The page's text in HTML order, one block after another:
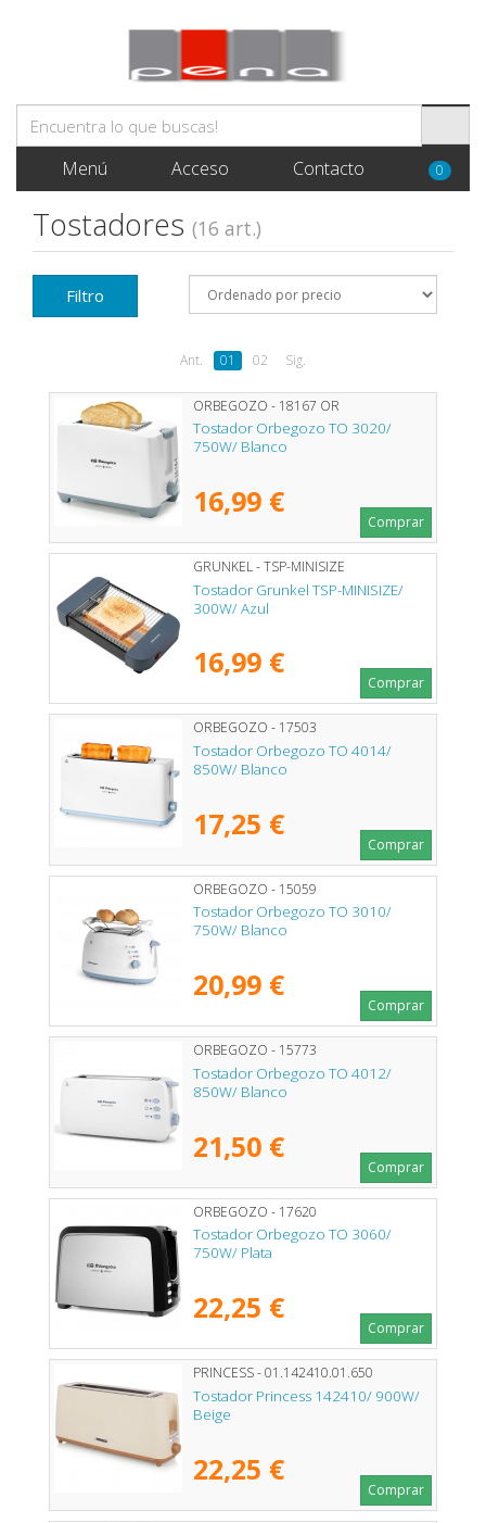
Menú Acceso Contacto 0
Tostadores (16 art.)
Filtro
Ant. 01 02 Sig.
ORBEGOZO - 18167 OR
Tostador Orbegozo TO 3020/
750W/ Blanco
16,99 €
Comprar
GRUNKEL - TSP-MINISIZE
Tostador Grunkel TSP-MINISIZE/
300W/ Azul
16,99 €
Comprar
ORBEGOZO - 17503
Tostador Orbegozo TO 4014/
850W/ Blanco
17,25 €
Comprar
ORBEGOZO - 15059
Tostador Orbegozo TO 3010/
750W/ Blanco
20,99 €
Comprar
ORBEGOZO - 15773
Tostador Orbegozo TO 4012/
850W/ Blanco
21,50 €
Comprar
ORBEGOZO - 17620
Tostador Orbegozo TO 3060/
750W/ Plata
22,25 €
Comprar
PRINCESS - 01.142410.01.650
Tostador Princess 142410/ 900W/
Beige
22,25 €
Comprar